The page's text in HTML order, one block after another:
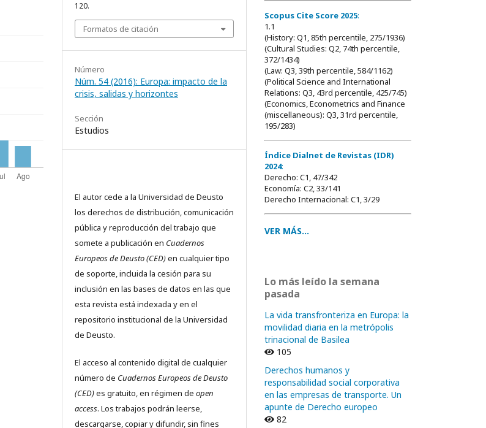
120.
Formatos de citación
Número
Núm. 54 (2016): Europa: impacto de la
crisis, salidas y horizontes
Sección
Estudios
El autor cede a la Universidad de Deusto
los derechos de distribución, comunicación
pública y reproducción del trabajo que
somete a publicación en Cuadernos
Europeos de Deusto (CED)en cualquier tipo
de soporte, incluida la cesión para su
inclusión en las bases de datos en las que
esta revista está indexada y en el
repositorio institucional de la Universidad
de Deusto.
El acceso al contenido digital de cualquier
número de Cuadernos Europeos de Deusto
(CED)es gratuito, en régimen de open
access. Los trabajos podrán leerse,
descargarse, copiar y difundir, sin fines
Scopus Cite Score 2025:
1.1
(History: Q1, 85th percentile, 275/1936)
(Cultural Studies: Q2, 74th percentile,
372/1434)
(Law: Q3, 39th percentile, 584/1162)
(Political Science and International
Relations: Q3, 43rd percentile, 425/745)
(Economics, Econometrics and Finance
(miscellaneous): Q3, 31rd percentile,
195/283)
Índice Dialnet de Revistas (IDR)
2024:
Derecho: C1, 47/342
Economía: C2, 33/141
Derecho Internacional: C1, 3/29
VER MÁS...
Lo más leído la semana
pasada
La vida transfronteriza en Europa: la
movilidad diaria en la metrópolis
trinacional de Basilea
105
Derechos humanos y
responsabilidad social corporativa
en las empresas de transporte. Un
apunte de Derecho europeo
82